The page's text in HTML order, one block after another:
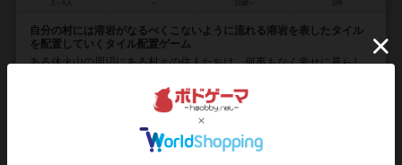
自分の村には溶岩がなるべくこないように流れる溶岩を表したタイル
を配置していくタイル配置ゲーム
ある休火山の周辺にある村々の住人たちは、何事もなく幸せに暮らし
溶岩流が流れてきて、村は焼け落ちようとしています。...
経験あり お気に入り